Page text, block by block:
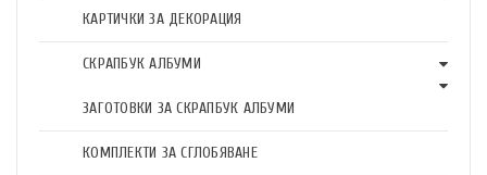
КАРТИЧКИ ЗА ДЕКОРАЦИЯ
СКРАПБУК АЛБУМИ
ЗАГОТОВКИ ЗА СКРАПБУК АЛБУМИ
КОМПЛЕКТИ ЗА СГЛОБЯВАНЕ